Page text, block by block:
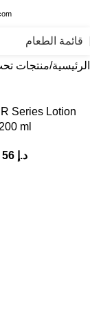
قائمة الطعام
الرئيسية منتجات
Series Lotion
200 ml
د.إ